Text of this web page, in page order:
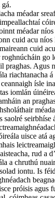
méadar
méadar
cuid acu
cuid
go
praghas. Agus
riachtanacha
ísle
iomlán
an
saolré seirbhíse
uisce atá
rud a
a chruthú
iontu. Is
próisis agus